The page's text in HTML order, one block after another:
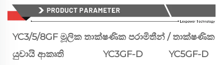
YC3/5/8GF මූලික තාක්ෂණික පරාමිතීන් / තාක්ෂණික
යුචායි ආකෘති
YC3GF-D
YC5GF-D